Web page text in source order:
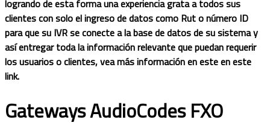
logrando de esta forma una experiencia grata a todos sus
clientes con solo el ingreso de datos como Rut o número ID
para que su IVR se conecte a la base de datos de su sistema y
así entregar toda la información relevante que puedan requerir
los usuarios o clientes, vea más información en este en este
link.
Gateways AudioCodes FXO